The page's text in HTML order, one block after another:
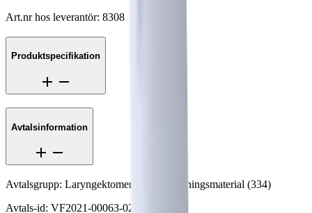
Art.nr hos leverantör: 8308
Produktspecifikation
Avtalsinformation
Avtalsgrupp: Laryngektomerade, förbrukningsmaterial (334)
Avtals-id: VF2021-00063-02